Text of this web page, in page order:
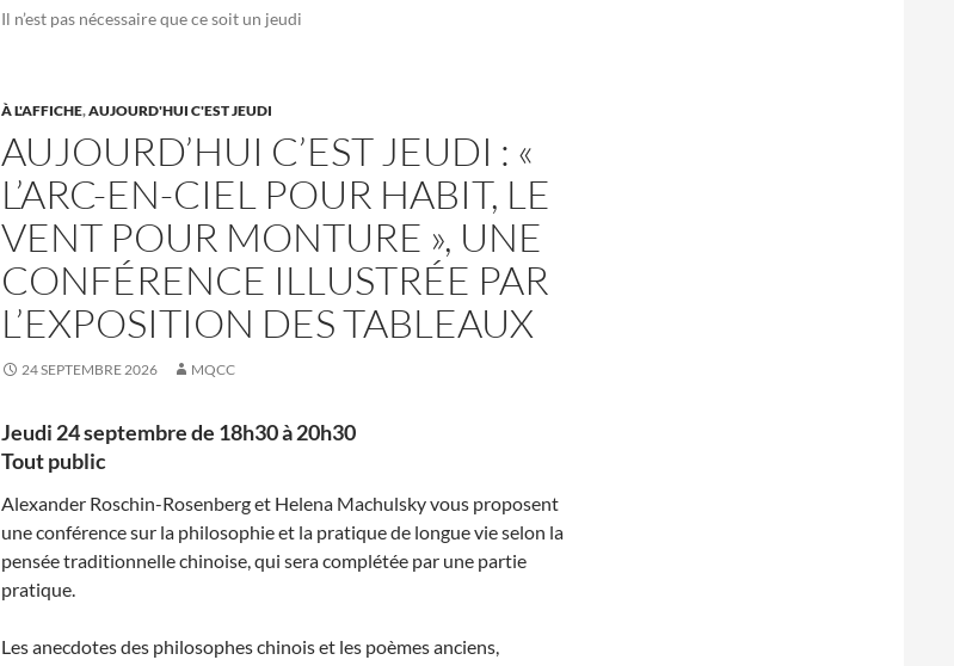
Il n’est pas nécessaire que ce soit un jeudi
À L'AFFICHE,AUJOURD'HUI C'EST JEUDI
AUJOURD’HUI C’EST JEUDI : «
L’ARC-EN-CIEL POUR HABIT, LE
VENT POUR MONTURE », UNE
CONFÉRENCE ILLUSTRÉE PAR
L’EXPOSITION DES TABLEAUX
24 SEPTEMBRE 2026 MQCC
Jeudi 24 septembre de 18h30 à 20h30
Tout public
Alexander Roschin-Rosenberg et Helena Machulsky vous proposent
une conférence sur la philosophie et la pratique de longue vie selon la
pensée traditionnelle chinoise, qui sera complétée par une partie
pratique.
Les anecdotes des philosophes chinois et les poèmes anciens,